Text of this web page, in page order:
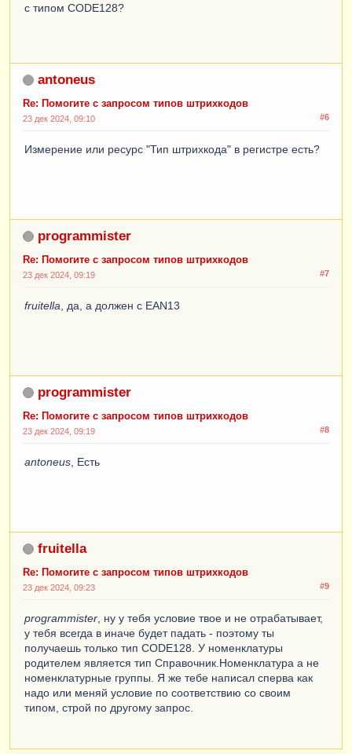
с типом CODE128?
antoneus
Re: Помогите с запросом типов штрихкодов
#6
23 дек 2024, 09:10
Измерение или ресурс "Тип штрихкода" в регистре есть?
programmister
Re: Помогите с запросом типов штрихкодов
#7
23 дек 2024, 09:19
fruitella , да, а должен с EAN13
programmister
Re: Помогите с запросом типов штрихкодов
#8
23 дек 2024, 09:19
antoneus , Есть
fruitella
Re: Помогите с запросом типов штрихкодов
#9
23 дек 2024, 09:23
programmister , ну у тебя условие твое и не отрабатывает,
у тебя всегда в иначе будет падать - поэтому ты
получаешь только тип CODE128. У номенклатуры
родителем является тип Справочник.Номенклатура а не
номенклатурные группы. Я же тебе написал сперва как
надо или меняй условие по соответствию со своим
типом, строй по другому запрос.